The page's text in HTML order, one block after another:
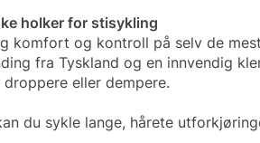
holker for stisykling
komfort og kontroll på selv de
fra Tyskland og en innvendig
eller dempere.
du sykle lange, hårete